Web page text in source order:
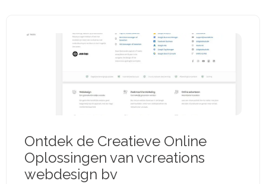
Ontdek de Creatieve Online
Oplossingen van vcreations
webdesign bv